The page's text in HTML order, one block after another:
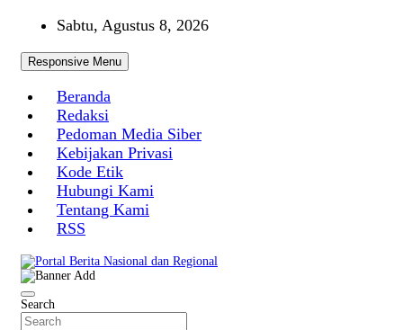
content
Sabtu, Agustus 8, 2026
Responsive Menu
Beranda
Redaksi
Pedoman Media Siber
Kebijakan Privasi
Kode Etik
Hubungi Kami
Tentang Kami
RSS
Portal Berita Nasional dan Regional
Search